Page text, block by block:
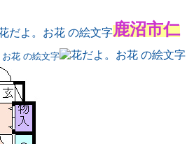
鹿沼市仁